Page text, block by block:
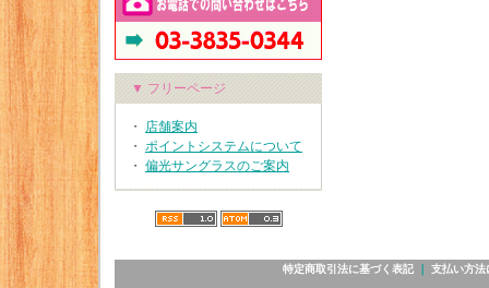
▼ フリーページ
・ 店舗案内
・ ポイントシステムについて
・ 偏光サングラスのご案内
特定商取引法に基づく表記｜ 支払い方法